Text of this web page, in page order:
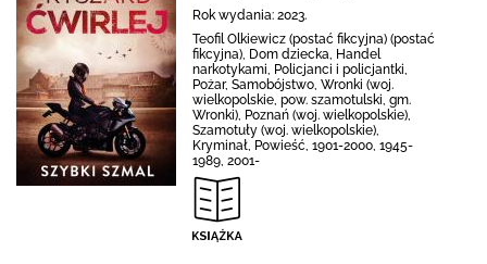
Rok wydania: 2023.
Teofil Olkiewicz (postać fikcyjna) (postać
fikcyjna), Dom dziecka, Handel
narkotykami, Policjanci i policjantki,
Pożar, Samobójstwo, Wronki (woj.
wielkopolskie, pow. szamotulski, gm.
Wronki), Poznań (woj. wielkopolskie),
Szamotuły (woj. wielkopolskie),
Kryminał, Powieść, 1901-2000, 1945-
1989, 2001-